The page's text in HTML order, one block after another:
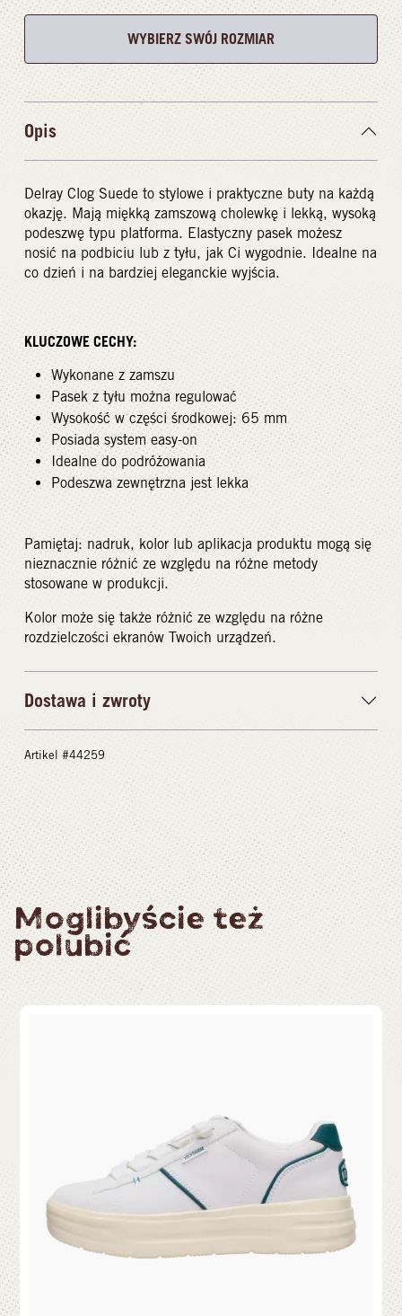
WYBIERZ SWÓJ ROZMIAR
Opis
Delray Clog Suede to stylowe i praktyczne buty na każdą
okazję. Mają miękką zamszową cholewkę i lekką, wysoką
podeszwę typu platforma. Elastyczny pasek możesz
nosić na podbiciu lub z tyłu, jak Ci wygodnie. Idealne na
co dzień i na bardziej eleganckie wyjścia.
KLUCZOWE CECHY:
Wykonane z zamszu
Pasek z tyłu można regulować
Wysokość w części środkowej: 65 mm
Posiada system easy-on
Idealne do podróżowania
Podeszwa zewnętrzna jest lekka
Pamiętaj: nadruk, kolor lub aplikacja produktu mogą się
nieznacznie różnić ze względu na różne metody
stosowane w produkcji.
Kolor może się także różnić ze względu na różne
rozdzielczości ekranów Twoich urządzeń.
Dostawa i zwroty
Artikel #44259
Moglibyście też
polubić